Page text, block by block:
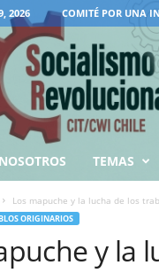
2026 COMITÉ POR UNA
NOSOTROS TEMAS
Los mapuche y la lucha de los
ORIGINARIOS
y la